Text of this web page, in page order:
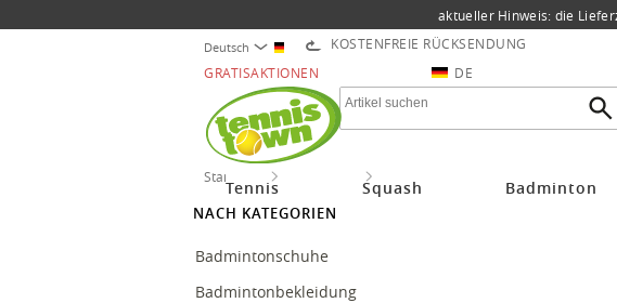
aktueller Hinweis: die
Deutsch KOSTENFREIE RÜCKSENDUNG
GRATISAKTIONEN
DE
Tennis Squash Badminton
Startseite
NACH KATEGORIEN
Badmintonschuhe
Badmintonbekleidung